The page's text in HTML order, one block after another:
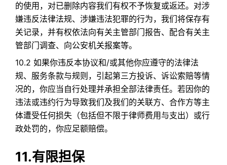
的使用，对已删除内容我们有权不予恢复或返还。对涉
嫌违反法律法规、涉嫌违法犯罪的行为，我们将保存有
关记录，并有权依法向有关主管部门报告、配合有关主
管部门调查、向公安机关报案等。
10.2 如果你违反本协议和/或其他你应遵守的法律法
规、服务条款与规则，引起第三方投诉、诉讼索赔等情
况的，你应当自行处理并承担全部法律责任。若因你的
违法或违约行为导致我们及我们的关联方、合作方等主
体遭受任何损失（包括但不限于律师费用与支出）或行
政处罚的，你应足额赔偿。
11.有限担保